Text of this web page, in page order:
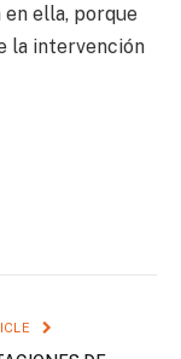
ella, porque
la intervención